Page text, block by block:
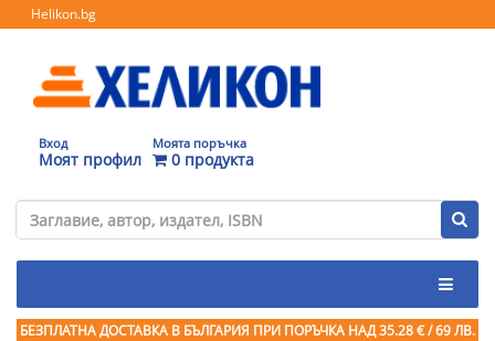
Helikon.bg
Вход
Моят профил
Моята поръчка
0 продукта
БЕЗПЛАТНА ДОСТАВКА В БЪЛГАРИЯ ПРИ ПОРЪЧКА НАД 35.28 € / 69 ЛВ.